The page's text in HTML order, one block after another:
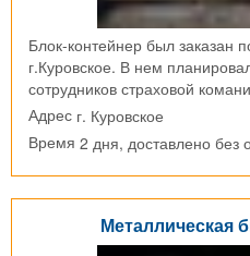
Блок-контейнер был
г.Куровское. В нем
сотрудников страховой
Адрес г. Куровское
Время 2 дня, доставлено без
Металлическая